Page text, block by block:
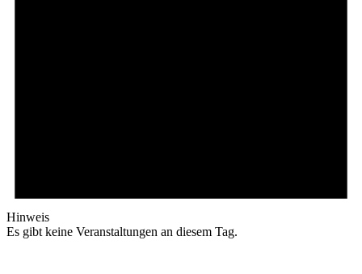
Hinweis
Es gibt keine Veranstaltungen an diesem Tag.